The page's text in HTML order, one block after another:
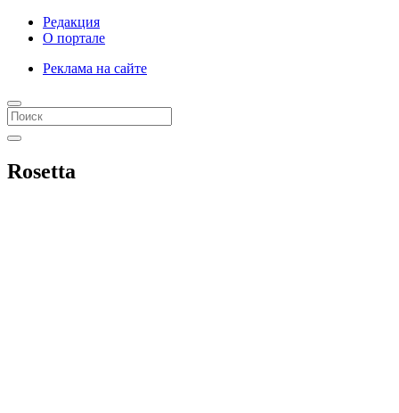
Редакция
О портале
Реклама на сайте
Rosetta